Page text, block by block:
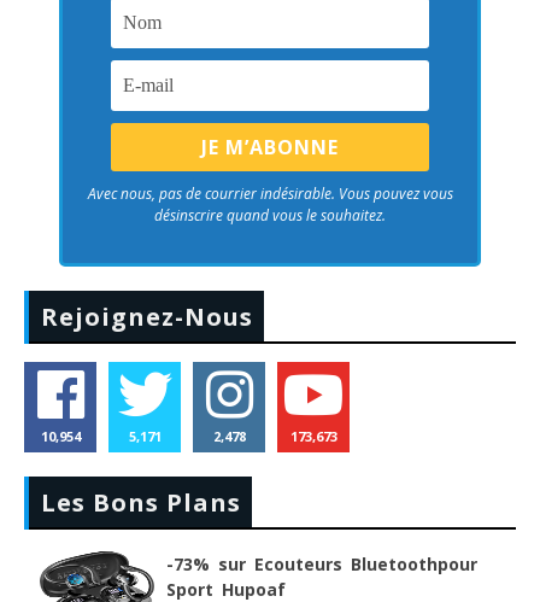
Avec nous, pas de courrier indésirable. Vous pouvez vous
désinscrire quand vous le souhaitez.
Rejoignez-Nous
10,954 5,171 2,478 173,673
Les Bons Plans
-73% sur Ecouteurs Bluetoothpour
Sport Hupoaf